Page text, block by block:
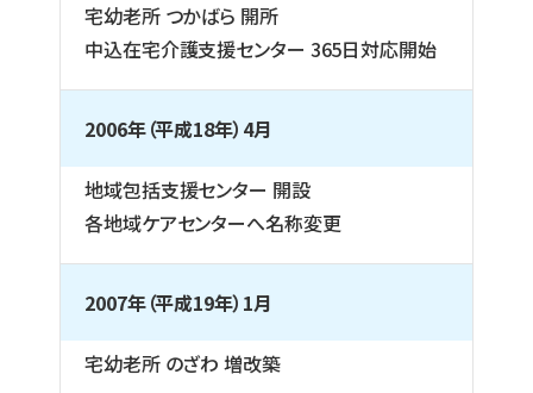
宅幼老所 つかばら 開所
中込在宅介護支援センター 365日対応開始
2006年（平成18年）4月
地域包括支援センター 開設
各地域ケアセンターへ名称変更
2007年（平成19年）1月
宅幼老所 のざわ 増改築